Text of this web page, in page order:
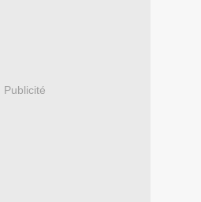
Publicité